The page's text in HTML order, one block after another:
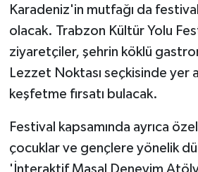
Karadeniz'in mutfağı da
olacak. Trabzon Kültür Yolu
ziyaretçiler, şehrin köklü
Lezzet Noktası seçkisinde yer
keşfetme fırsatı bulacak.
Festival kapsamında ayrıca
çocuklar ve gençlere yönelik